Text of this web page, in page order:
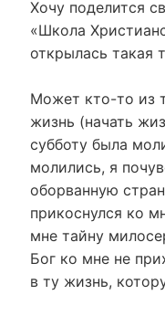
Хочу поделится
«Школа
открылась такая
Может кто-то из
жизнь (начать
субботу была
молились, я
оборванную
прикоснулся ко
мне тайну
Бог ко мне не
в ту жизнь,